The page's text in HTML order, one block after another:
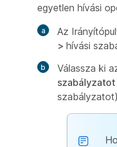
egyetlen hívási
Az
> hívási
Válassza ki
szabályzatot